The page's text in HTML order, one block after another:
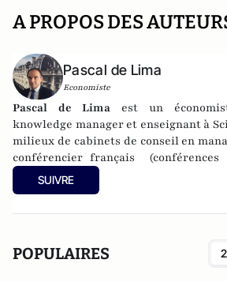
A PROPOS DES
Pascal de Lima
Economiste
Pascal de Lima est un
knowledge manager et enseignant à
milieux de cabinets de conseil en
conférencier français (conférences
Angeles, Milan, Madrid, Lisbonne,
Londres, Bruxelles, Lausanne,
impacts en termes sociétaux,
SUIVRE
POPULAIRES